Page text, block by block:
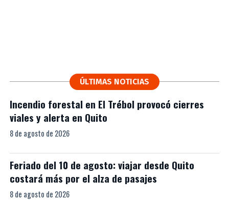
ÚLTIMAS NOTICIAS
Incendio forestal en El Trébol provocó cierres
viales y alerta en Quito
8 de agosto de 2026
Feriado del 10 de agosto: viajar desde Quito
costará más por el alza de pasajes
8 de agosto de 2026